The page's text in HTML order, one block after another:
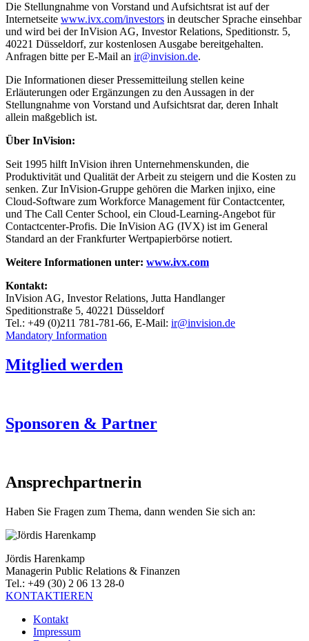
Die Stellungnahme von Vorstand und Aufsichtsrat ist auf der
Internetseite www.ivx.com/investors in deutscher Sprache einsehbar
und wird bei der InVision AG, Investor Relations, Speditionstr. 5,
40221 Düsseldorf, zur kostenlosen Ausgabe bereitgehalten.
Anfragen bitte per E-Mail an ir@invision.de.
Die Informationen dieser Pressemitteilung stellen keine
Erläuterungen oder Ergänzungen zu den Aussagen in der
Stellungnahme von Vorstand und Aufsichtsrat dar, deren Inhalt
allein maßgeblich ist.
Über InVision:
Seit 1995 hilft InVision ihren Unternehmenskunden, die
Produktivität und Qualität der Arbeit zu steigern und die Kosten zu
senken. Zur InVision-Gruppe gehören die Marken injixo, eine
Cloud-Software zum Workforce Management für Contactcenter,
und The Call Center School, ein Cloud-Learning-Angebot für
Contactcenter-Profis. Die InVision AG (IVX) ist im General
Standard an der Frankfurter Wertpapierbörse notiert.
Weitere Informationen unter: www.ivx.com
Kontakt:
InVision AG, Investor Relations, Jutta Handlanger
Speditionstraße 5, 40221 Düsseldorf
Tel.: +49 (0)211 781-781-66, E-Mail: ir@invision.de
Mandatory Information
Mitglied werden
Sponsoren & Partner
Ansprechpartnerin
Haben Sie Fragen zum Thema, dann wenden Sie sich an:
Jördis Harenkamp
Managerin Public Relations & Finanzen
Tel.: +49 (30) 2 06 13 28-0
KONTAKTIEREN
Kontakt
Impressum